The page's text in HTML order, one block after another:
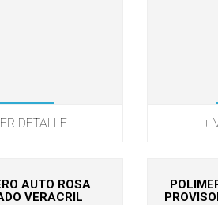
DETALLE +
AUTO ROSA
VERACRIL